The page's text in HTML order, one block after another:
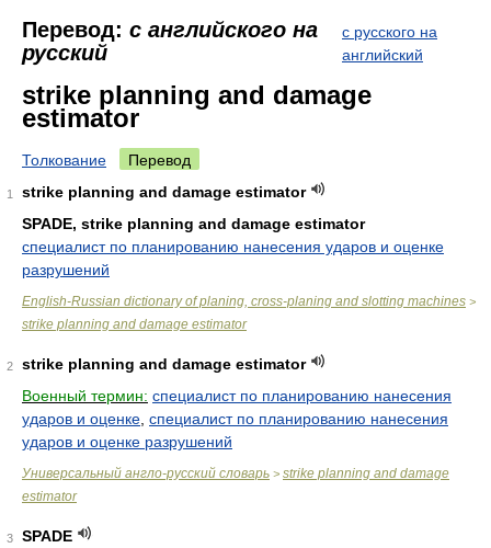
Перевод: с английского на
русский
с русского на
английский
strike planning and damage
estimator
Толкование Перевод
1
strike planning and damage estimator
SPADE, strike planning and damage estimator
специалист по планированию нанесения ударов и оценке
разрушений
English-Russian dictionary of planing, cross-planing and slotting machines >
strike planning and damage estimator
2
strike planning and damage estimator
Военный термин: специалист по планированию нанесения
ударов и оценке специалист по планированию нанесения
ударов и оценке разрушений
Универсальный англо-русский словарь > strike planning and damage
estimator
3
SPADE